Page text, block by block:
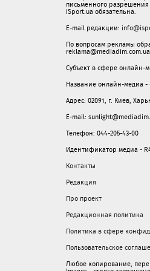
письменного
iSport.ua обязательна.
E-mail редакции:
По вопросам рекламы
reklama@mediadim.com.ua
Субъект в сфере онлайн-
Название онлайн-медиа -
Адрес: 02091, г. Киев,
E-mail:
Телефон: 044-205-43-00
Идентификатор медиа -
Контакты
Редакция
Про проект
Редакционная политика
Политика в сфере
Пользовательское
Любое копирование,